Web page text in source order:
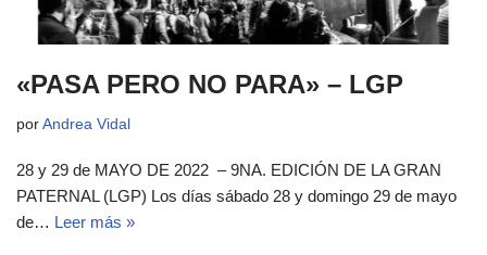
«PASA PERO NO PARA» – LGP
por Andrea Vidal
28 y 29 de MAYO DE 2022 – 9NA. EDICIÓN DE LA GRAN
PATERNAL (LGP) Los días sábado 28 y domingo 29 de mayo
de… Leer más »